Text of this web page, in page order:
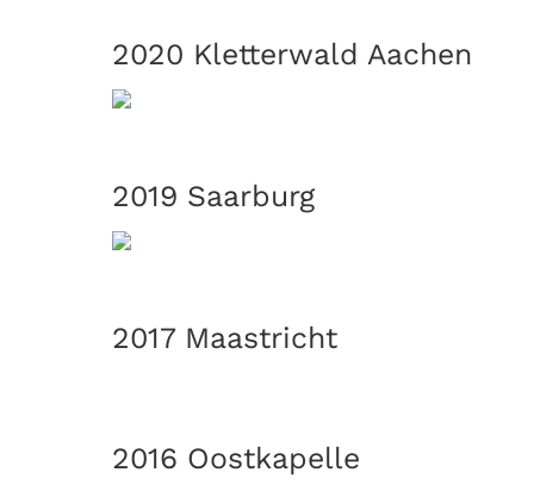
2020 Kletterwald Aachen
2019 Saarburg
2017 Maastricht
2016 Oostkapelle